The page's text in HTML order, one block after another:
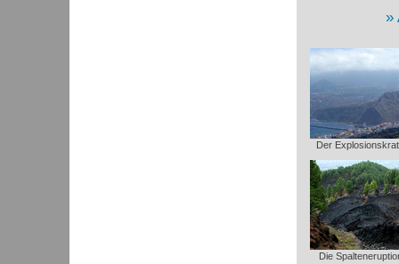
Der
Die